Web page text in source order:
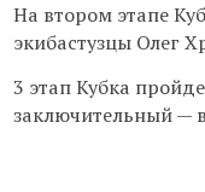
На втором этапе
экибастузцы Олег
3 этап Кубка
заключительный —